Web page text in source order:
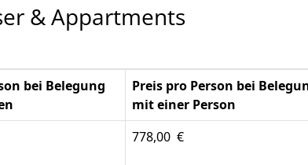
& Appartments
bei Belegung
Preis pro Person bei
mit einer Person
778,00 €